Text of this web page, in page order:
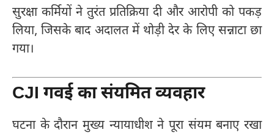
सुरक्षा कर्मियों ने तुरंत प्रतिक्रिया दी और आरोपी को पकड़
लिया, जिसके बाद अदालत में थोड़ी देर के लिए सन्नाटा छा
गया।
CJI गवई का संयमित व्यवहार
घटना के दौरान मुख्य न्यायाधीश ने पूरा संयम बनाए रखा